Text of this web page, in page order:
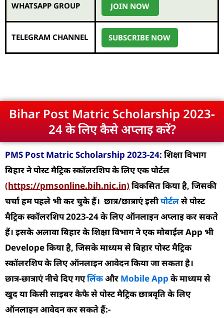
WHATSAPP GROUP JOIN NOW
TELEGRAM CHANNEL SUBSCRIBE NOW
Bihar Post Matric Scholarship 2023-
24 के लिए कैसे अप्लाइ करें?
PMS Post Matric Scholarship 2023-24: शिक्षा विभाग
बिहार ने पोस्ट मैट्रिक स्कॉलरशिप के लिए एक पोर्टल
(https://pmsonline.bih.nic.in) विकसित किया है, जिसकी
चर्चा हम पहले भी कर चुके हैं। छात्र/छात्राएं इसीपोर्टलसे पोस्ट
मैट्रिक स्कॉलरशिप 2023-24 के लिए ऑनलाइन अप्लाइ कर सकते
हैं। इसके अलावा बिहार के शिक्षा विभाग ने एक मोबाईल App भी
Develope किया है, जिसके माध्यम से बिहार पोस्ट मैट्रिक
स्कॉलरशिप के लिए ऑनलाइन आवेदन किया जा सकता है।
छात्र-छात्राएं नीचे दिए गएलिंकऔर Mobile App के माध्यम से
खुद या किसी साइबर कैफै से पोस्ट मैट्रिक छात्रवृति के लिए
ऑनलाइन आवेदन कर सकते हैं:-